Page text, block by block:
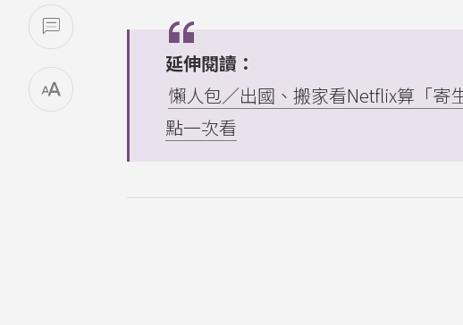
延伸閱讀：
懶人包／出國、搬家看Netflix算「寄
點一次看